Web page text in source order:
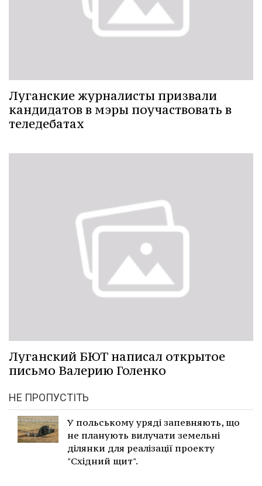
Луганские журналисты призвали
кандидатов в мэры поучаствовать в
теледебатах
Луганский БЮТ написал открытое
письмо Валерию Голенко
НЕ ПРОПУСТІТЬ
У польському уряді запевняють, що
не планують вилучати земельні
ділянки для реалізації проекту
"Східний щит".